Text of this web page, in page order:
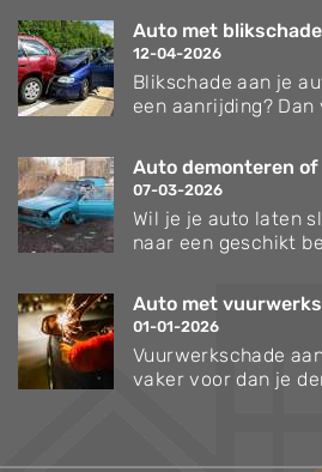
Auto met
12-04-2026
Blikschade aan je
een aanrijding?
Auto demonteren of
07-03-2026
Wil je je auto laten
naar een geschikt
Auto met
01-01-2026
Vuurwerkschade
vaker voor dan je